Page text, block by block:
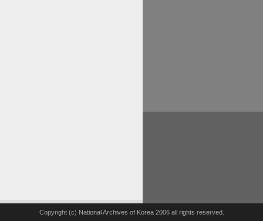
Copyright (c) National Archives of Korea 2006 all rights reserved.